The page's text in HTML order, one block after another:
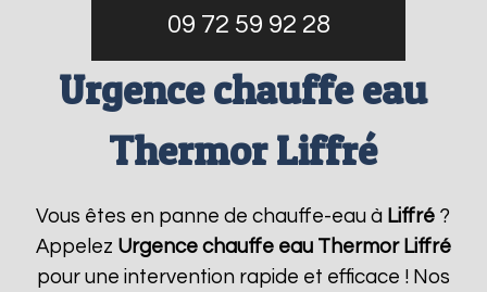
09 72 59 92 28
Urgence chauffe eau
Thermor Liffré
Vous êtes en panne de chauffe-eau à Liffré ?
Appelez Urgence chauffe eau Thermor Liffré
pour une intervention rapide et efficace ! Nos